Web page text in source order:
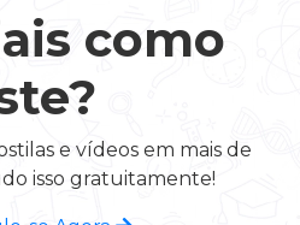
como
e vídeos em mais de
isso gratuitamente!